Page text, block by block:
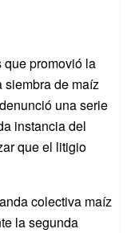
promovió la
siembra de maíz
una serie
instancia del
que el litigio
colectiva maíz
la segunda